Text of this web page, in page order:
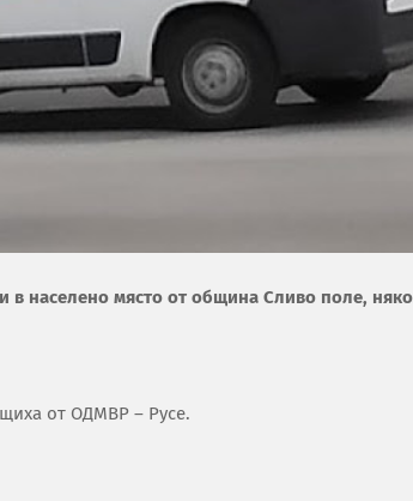
населено място от община Сливо поле,
от ОДМВР – Русе.